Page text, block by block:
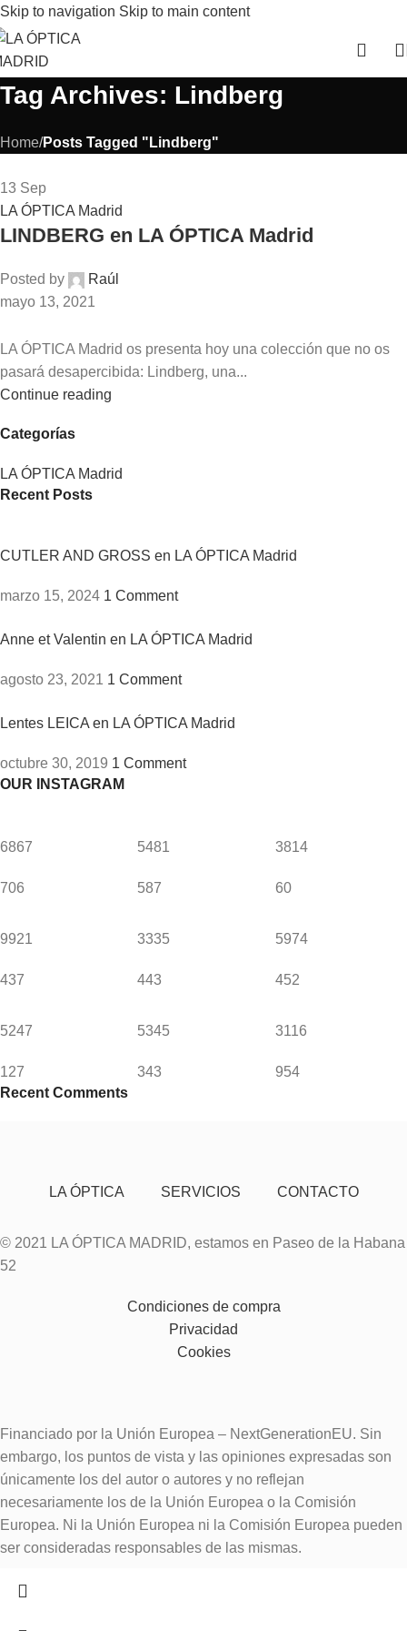
Skip to navigation Skip to main content
Tag Archives: Lindberg
Home/Posts Tagged "Lindberg"
13 Sep
LA ÓPTICA Madrid
LINDBERG en LA ÓPTICA Madrid
Posted by
Raúl
mayo 13, 2021
LA ÓPTICA Madrid os presenta hoy una colección que no os
pasará desapercibida: Lindberg, una...
Continue reading
Categorías
LA ÓPTICA Madrid
Recent Posts
CUTLER AND GROSS en LA ÓPTICA Madrid
marzo 15, 2024 1 Comment
Anne et Valentin en LA ÓPTICA Madrid
agosto 23, 2021 1 Comment
Lentes LEICA en LA ÓPTICA Madrid
octubre 30, 2019 1 Comment
OUR INSTAGRAM
6867
706
5481
587
3814
60
9921
437
3335
443
5974
452
5247
127
5345
343
3116
954
Recent Comments
LA ÓPTICA SERVICIOS CONTACTO
© 2021 LA ÓPTICA MADRID, estamos en Paseo de la Habana
52
Condiciones de compra
Privacidad
Cookies
Financiado por la Unión Europea – NextGenerationEU. Sin
embargo, los puntos de vista y las opiniones expresadas son
únicamente los del autor o autores y no reflejan
necesariamente los de la Unión Europea o la Comisión
Europea. Ni la Unión Europea ni la Comisión Europea pueden
ser consideradas responsables de las mismas.